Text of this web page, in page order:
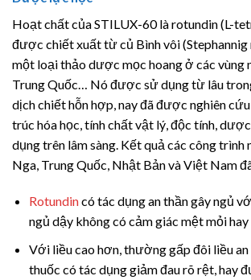
Hoạt chất của STILUX-60 là rotundin (L-
được chiết xuất từ củ Bình vôi (Stephannig
một loại thảo dược mọc hoang ở các vùng
Trung Quốc… Nó được sử dụng từ lâu
dịch chiết hỗn hợp, nay đã được nghiên
trúc hóa học, tính chất vật lý, độc tính,
dụng trên lâm sàng. Kết quả các công trình
Nga, Trung Quốc, Nhật Bản và Việt Nam
Rotundincó tác dụng an thần gây ngủ
ngủ dậy không có cảm giác mệt mỏi
Với liều cao hơn, thường gấp đôi liều an
thuốc có tác dụng giảm đau rõ rệt, hay